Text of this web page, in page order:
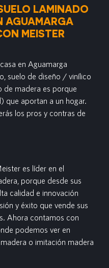
LAMINADO
AGUAMARGA
MEISTER
en Aguamarga
suelo de diseño / vinílico
de madera es porque
que aportan a un hogar.
los pros y contras de
es líder en el
porque desde sus
calidad e innovación
y éxito que vende sus
Ahora contamos con
podemos ver en
o imitación madera